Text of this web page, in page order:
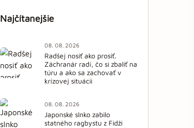
Najčítanejšie
08. 08. 2026
Radšej nosiť ako prosiť.
Záchranár radí, čo si zbaliť na
túru a ako sa zachovať v
krízovej situácii
08. 08. 2026
Japonské slnko zabilo
statného ragbystu z Fidži